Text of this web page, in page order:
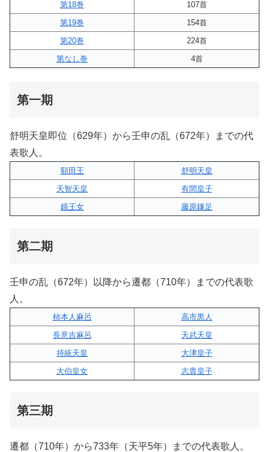
第18巻
107首
第19巻
154首
第20巻
224首
第なし巻
4首
第一期
舒明天皇即位（629年）から壬申の乱（672年）までの代
表歌人。
額田王
舒明天皇
天智天皇
有間皇子
鏡王女
藤原鎌足
第二期
壬申の乱（672年）以降から遷都（710年）までの代表歌
人。
柿本人麻呂
高市黒人
長意吉麻呂
天武天皇
持統天皇
大津皇子
大伯皇女
志貴皇子
第三期
遷都（710年）から733年（天平5年）までの代表歌人。